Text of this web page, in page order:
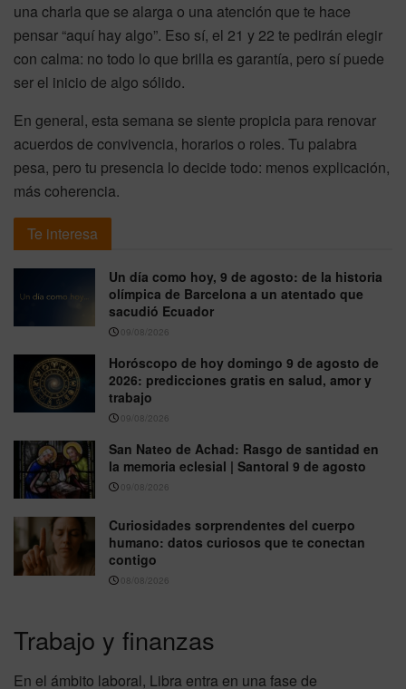
una charla que se alarga o una atención que te hace
pensar “aquí hay algo”. Eso sí, el 21 y 22 te pedirán elegir
con calma: no todo lo que brilla es garantía, pero sí puede
ser el inicio de algo sólido.
En general, esta semana se siente propicia para renovar
acuerdos de convivencia, horarios o roles. Tu palabra
pesa, pero tu presencia lo decide todo: menos explicación,
más coherencia.
Te interesa
Un día como hoy, 9 de agosto: de la historia
olímpica de Barcelona a un atentado que
sacudió Ecuador
09/08/2026
Horóscopo de hoy domingo 9 de agosto de
2026: predicciones gratis en salud, amor y
trabajo
09/08/2026
San Nateo de Achad: Rasgo de santidad en
la memoria eclesial | Santoral 9 de agosto
09/08/2026
Curiosidades sorprendentes del cuerpo
humano: datos curiosos que te conectan
contigo
08/08/2026
Trabajo y finanzas
En el ámbito laboral, Libra entra en una fase de